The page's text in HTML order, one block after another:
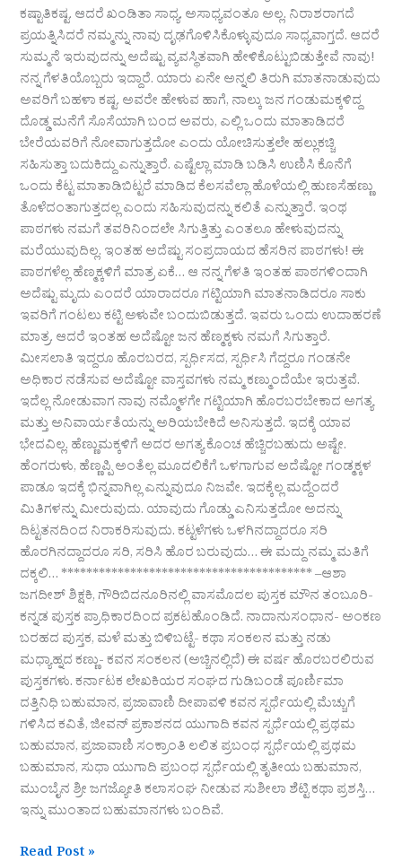
ಕಷ್ಟಾತಿಕಷ್ಟ. ಆದರೆ ಖಂಡಿತಾ ಸಾಧ್ಯ. ಅಸಾಧ್ಯವಂತೂ ಅಲ್ಲ. ನಿರಾಶರಾಗದೆ
ಪ್ರಯತ್ನಿಸಿದರೆ ನಮ್ಮನ್ನು ನಾವು ದೃಢಗೊಳಿಸಿಕೊಳ್ಳುವುದೂ ಸಾಧ್ಯವಾಗ್ತದೆ. ಆದರೆ
ಸುಮ್ಮನೆ ಇರುವುದನ್ನು ಅದೆಷ್ಟು ವ್ಯವಸ್ಥಿತವಾಗಿ ಹೇಳಿಕೊಟ್ಟುಬಿಡುತ್ತೇವೆ ನಾವು!
ನನ್ನ ಗೆಳತಿಯೊಬ್ಬರು ಇದ್ದಾರೆ. ಯಾರು ಏನೇ ಅನ್ನಲಿ ತಿರುಗಿ ಮಾತನಾಡುವುದು
ಅವರಿಗೆ ಬಹಳಾ ಕಷ್ಟ. ಅವರೇ ಹೇಳುವ ಹಾಗೆ, ನಾಲ್ಕು ಜನ ಗಂಡುಮಕ್ಕಳಿದ್ದ
ದೊಡ್ಡ ಮನೆಗೆ ಸೊಸೆಯಾಗಿ ಬಂದ ಅವರು, ಎಲ್ಲಿ ಒಂದು ಮಾತಾಡಿದರೆ
ಬೇರೆಯವರಿಗೆ ನೋವಾಗುತ್ತದೋ ಎಂದು ಯೋಚಿಸುತ್ತಲೇ ಹಲ್ಲುಕಚ್ಚಿ
ಸಹಿಸುತ್ತಾ ಬದುಕಿದ್ದು ಎನ್ನುತ್ತಾರೆ. ಎಷ್ಟೆಲ್ಲಾ ಮಾಡಿ ಬಡಿಸಿ ಉಣಿಸಿ ಕೊನೆಗೆ
ಒಂದು ಕೆಟ್ಟ ಮಾತಾಡಿಬಿಟ್ಟರೆ ಮಾಡಿದ ಕೆಲಸವೆಲ್ಲಾ ಹೊಳೆಯಲ್ಲಿ ಹುಣಸೆಹಣ್ಣು
ತೊಳೆದಂತಾಗುತ್ತದಲ್ಲ ಎಂದು ಸಹಿಸುವುದನ್ನು ಕಲಿತೆ ಎನ್ನುತ್ತಾರೆ. ಇಂಥ
ಪಾಠಗಳು ನಮಗೆ ತವರಿನಿಂದಲೇ ಸಿಗುತ್ತಿತ್ತು ಎಂತಲೂ ಹೇಳುವುದನ್ನು
ಮರೆಯುವುದಿಲ್ಲ. ಇಂತಹ ಅದೆಷ್ಟು ಸಂಪ್ರದಾಯದ ಹೆಸರಿನ ಪಾಠಗಳು! ಈ
ಪಾಠಗಳೆಲ್ಲ ಹೆಣ್ಮಕ್ಕಳಿಗೆ ಮಾತ್ರ ಏಕೆ… ಆ ನನ್ನ ಗೆಳತಿ ಇಂತಹ ಪಾಠಗಳಿಂದಾಗಿ
ಅದೆಷ್ಟು ಮೃದು ಎಂದರೆ ಯಾರಾದರೂ ಗಟ್ಟಿಯಾಗಿ ಮಾತನಾಡಿದರೂ ಸಾಕು
ಇವರಿಗೆ ಗಂಟಲು ಕಟ್ಟಿ ಅಳುವೇ ಬಂದುಬಿಡುತ್ತದೆ. ಇವರು ಒಂದು ಉದಾಹರಣೆ
ಮಾತ್ರ. ಆದರೆ ಇಂತಹ ಅದೆಷ್ಟೋ ಜನ ಹೆಣ್ಮಕ್ಕಳು ನಮಗೆ ಸಿಗುತ್ತಾರೆ.
ಮೀಸಲಾತಿ ಇದ್ದರೂ ಹೊರಬರದ, ಸ್ಪರ್ಧಿಸದ, ಸ್ಪರ್ಧಿಸಿ ಗೆದ್ದರೂ ಗಂಡನೇ
ಅಧಿಕಾರ ನಡೆಸುವ ಅದೆಷ್ಟೋ ವಾಸ್ತವಗಳು ನಮ್ಮ ಕಣ್ಮುಂದೆಯೇ ಇರುತ್ತವೆ.
ಇದೆಲ್ಲ ನೋಡುವಾಗ ನಾವು ನಮ್ಮೊಳಗೇ ಗಟ್ಟಿಯಾಗಿ ಹೊರಬರಬೇಕಾದ ಅಗತ್ಯ
ಮತ್ತು ಅನಿವಾರ್ಯತೆಯನ್ನು ಅರಿಯಬೇಕಿದೆ ಅನಿಸುತ್ತದೆ. ಇದಕ್ಕೆ ಯಾವ
ಭೇದವಿಲ್ಲ. ಹೆಣ್ಣುಮಕ್ಕಳಿಗೆ ಅದರ ಅಗತ್ಯ ಕೊಂಚ ಹೆಚ್ಚಿರಬಹುದು ಅಷ್ಟೇ.
ಹೆಂಗರುಳು, ಹೆಣ್ಣಪ್ಪಿ ಅಂತೆಲ್ಲ ಮೂದಲಿಕೆಗೆ ಒಳಗಾಗುವ ಅದೆಷ್ಟೋ ಗಂಡ್ಮಕ್ಕಳ
ಪಾಡೂ ಇದಕ್ಕೆ ಭಿನ್ನವಾಗಿಲ್ಲ ಎನ್ನುವುದೂ ನಿಜವೇ. ಇದಕ್ಕೆಲ್ಲ ಮದ್ದೆಂದರೆ
ಮಿತಿಗಳನ್ನು ಮೀರುವುದು. ಯಾವುದು ಗೊಡ್ಡು ಎನಿಸುತ್ತದೋ ಅದನ್ನು
ದಿಟ್ಟತನದಿಂದ ನಿರಾಕರಿಸುವುದು. ಕಟ್ಟಳೆಗಳು ಒಳಗಿನದ್ದಾದರೂ ಸರಿ
ಹೊರಗಿನದ್ದಾದರೂ ಸರಿ, ಸರಿಸಿ ಹೊರ ಬರುವುದು… ಈ ಮದ್ದು ನಮ್ಮ ಮತಿಗೆ
ದಕ್ಕಲಿ… **************************************** –ಆಶಾ
ಜಗದೀಶ್ ಶಿಕ್ಷಕಿ, ಗೌರಿಬಿದನೂರಿನಲ್ಲಿ ವಾಸಮೊದಲ ಪುಸ್ತಕ ಮೌನ ತಂಬೂರಿ-
ಕನ್ನಡ ಪುಸ್ತಕ ಪ್ರಾಧಿಕಾರದಿಂದ ಪ್ರಕಟಹೊಂಡಿದೆ. ನಾದಾನುಸಂಧಾನ- ಅಂಕಣ
ಬರಹದ ಪುಸ್ತಕ, ಮಳೆ ಮತ್ತು ಬಿಳಿಬಟ್ಟೆ- ಕಥಾ ಸಂಕಲನ ಮತ್ತು ನಡು
ಮಧ್ಯಾಹ್ನದ ಕಣ್ಣು- ಕವನ ಸಂಕಲನ (ಅಚ್ಚಿನಲ್ಲಿದೆ) ಈ ವರ್ಷ ಹೊರಬರಲಿರುವ
ಪುಸ್ತಕಗಳು. ಕರ್ನಾಟಕ ಲೇಖಕಿಯರ ಸಂಘದ ಗುಡಿಬಂಡೆ ಪೂರ್ಣಿಮಾ
ದತ್ತಿನಿಧಿ ಬಹುಮಾನ, ಪ್ರಜಾವಾಣಿ ದೀಪಾವಳಿ ಕವನ ಸ್ಪರ್ಧೆಯಲ್ಲಿ ಮೆಚ್ಚುಗೆ
ಗಳಿಸಿದ ಕವಿತೆ, ಜೀವನ್ ಪ್ರಕಾಶನದ ಯುಗಾದಿ ಕವನ ಸ್ಪರ್ಧೆಯಲ್ಲಿ ಪ್ರಥಮ
ಬಹುಮಾನ, ಪ್ರಜಾವಾಣಿ ಸಂಕ್ರಾಂತಿ ಲಲಿತ ಪ್ರಬಂಧ ಸ್ಪರ್ಧೆಯಲ್ಲಿ ಪ್ರಥಮ
ಬಹುಮಾನ, ಸುಧಾ ಯುಗಾದಿ ಪ್ರಬಂಧ ಸ್ಪರ್ಧೆಯಲ್ಲಿ ತೃತೀಯ ಬಹುಮಾನ,
ಮುಂಬೈನ ಶ್ರೀ ಜಗಜ್ಯೋತಿ ಕಲಾಸಂಘ ನೀಡುವ ಸುಶೀಲಾ ಶೆಟ್ಟಿ ಕಥಾ ಪ್ರಶಸ್ತಿ…
ಇನ್ನು ಮುಂತಾದ ಬಹುಮಾನಗಳು ಬಂದಿವೆ.
Read Post »